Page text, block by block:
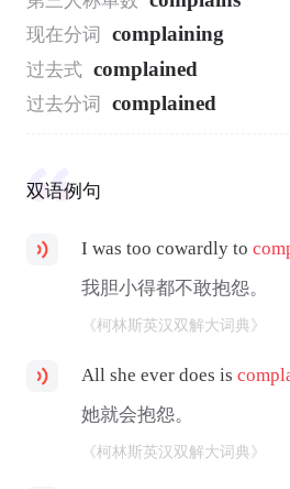
现在分词 complaining
过去式 complained
过去分词 complained
双语例句
I was too cowardly to
我胆小得都不敢抱怨。
《柯林斯英汉双解大词典》
All she ever does is
她就会抱怨。
《柯林斯英汉双解大词典》